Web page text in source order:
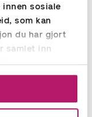
sosiale
som kan
du har gjort
samlet inn